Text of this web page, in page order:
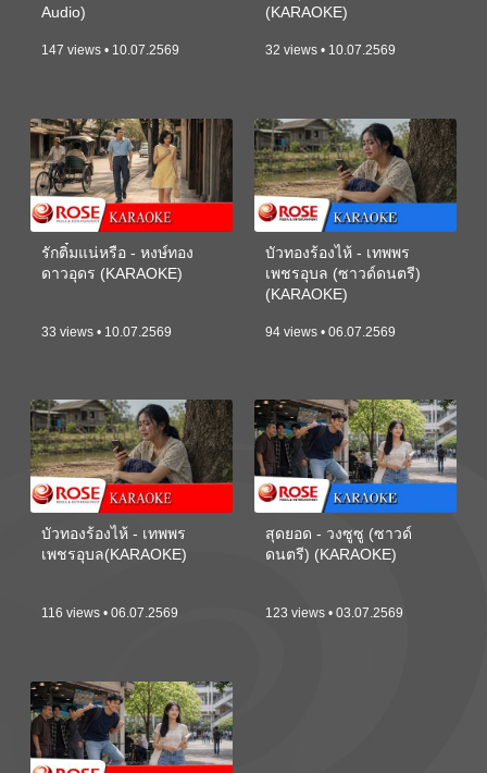
Audio)
147 views • 10.07.2569
(KARAOKE)
32 views • 10.07.2569
รักติ๋มแน่หรือ - หงษ์ทอง
ดาวอุดร (KARAOKE)
33 views • 10.07.2569
บัวทองร้องไห้ - เทพพร
เพชรอุบล (ซาวด์ดนตรี)
(KARAOKE)
94 views • 06.07.2569
บัวทองร้องไห้ - เทพพร
เพชรอุบล(KARAOKE)
116 views • 06.07.2569
สุดยอด - วงซูซู (ซาวด์
ดนตรี) (KARAOKE)
123 views • 03.07.2569